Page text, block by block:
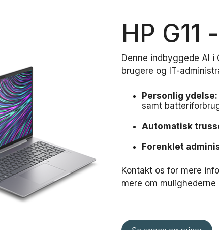
HP G11
Denne indbyggede AI i
brugere og IT-
Personlig ydelse:
samt
Automatisk
Forenklet
Kontakt os for mere
mere om